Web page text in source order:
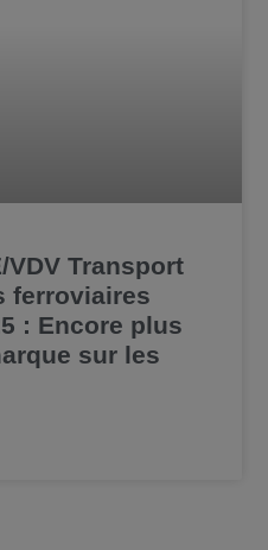
VDV Transport
ferroviaires
: Encore plus
sur les